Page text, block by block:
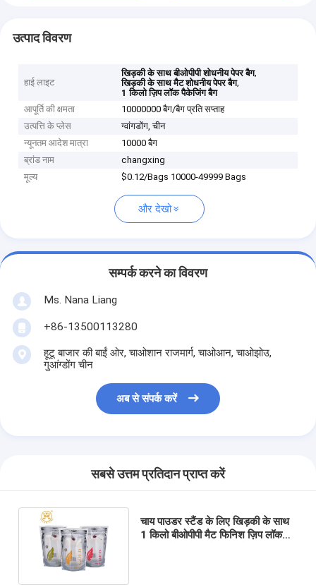
उत्पाद विवरण
हाई लाइट
खिड़की के साथ बीओपीपी शोधनीय पेपर बैग,
खिड़की के साथ मैट शोधनीय पेपर बैग,
1 किलो ज़िप लॉक पैकेजिंग बैग
आपूर्ति की क्षमता
10000000 बैग/बैग प्रति सप्ताह
उत्पत्ति के प्लेस
ग्वांगडोंग, चीन
न्यूनतम आदेश मात्रा
10000 बैग
ब्रांड नाम
changxing
मूल्य
$0.12/Bags 10000-49999 Bags
और देखो
सम्पर्क करने का विवरण
Ms. Nana Liang
+86-13500113280
हूटू बाजार की बाईं ओर, चाओशान राजमार्ग, चाओआन, चाओझोउ,
गुआंग्डोंग चीन
अब से संपर्क करें
सबसे उत्तम प्रतिदान प्राप्त करें
चाय पाउडर स्टैंड के लिए खिड़की के साथ
1 किलो बीओपीपी मैट फिनिश ज़िप लॉक